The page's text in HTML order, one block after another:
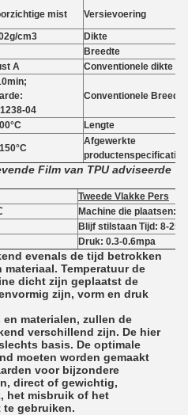
mist
Versievoering
cm3
Dikte
Breedte
A
Conventionele dikte
04
Conventionele Breedte
Lengte
Afgewerkte
productenspecificatie
Film van TPU adviseerde
Tweede Vlakke Pers
Machine die plaatsen:
Blijf stilstaan Tijd: 8-
Druk: 0.3-0.6mpa
evenals de tijd betrokken
Temperatuur de
dicht zijn geplaatst de
zijn, vorm en druk
materialen, zullen de
verschillend zijn. De hier
basis. De optimale
moeten worden gemaakt
voor bijzondere
direct of gewichtig,
het misbruik of het
gebruiken.